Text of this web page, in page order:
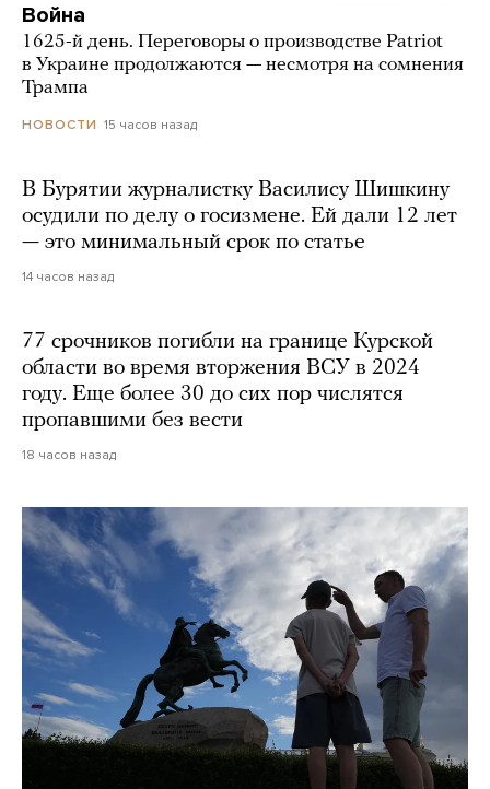
Война
1625-й день. Переговоры о производстве Patriot
в Украине продолжаются — несмотря на сомнения
Трампа
НОВОСТИ 15 часов назад
В Бурятии журналистку Василису Шишкину
осудили по делу о госизмене. Ей дали 12 лет
— это минимальный срок по статье
14 часов назад
77 срочников погибли на границе Курской
области во время вторжения ВСУ в 2024
году. Еще более 30 до сих пор числятся
пропавшими без вести
18 часов назад